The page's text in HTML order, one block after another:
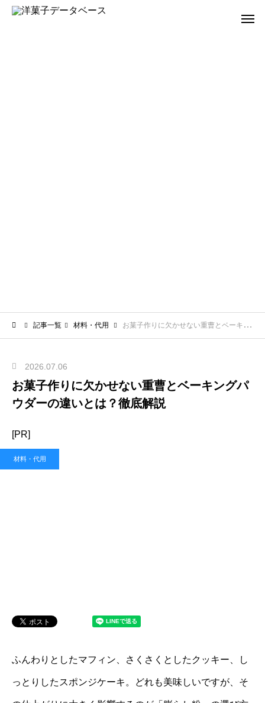
記事一覧 材料・代用 お菓子作りに欠かせない重曹とベーキングパウダーの違いとは？徹底解説
2026.07.06
お菓子作りに欠かせない重曹とベーキングパ
ウダーの違いとは？徹底解説
[PR]
材料・代用
ふんわりとしたマフィン、さくさくとしたクッキー、し
っとりしたスポンジケーキ。どれも美味しいですが、そ